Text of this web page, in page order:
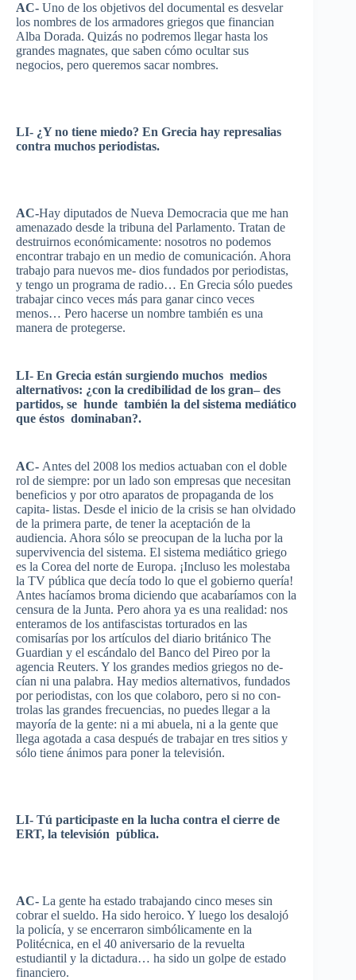
AC- Uno de los objetivos del documental es desvelar
los nombres de los armadores griegos que financian
Alba Dorada. Quizás no podremos llegar hasta los
grandes magnates, que saben cómo ocultar sus
negocios, pero queremos sacar nombres.
LI- ¿Y no tiene miedo? En Grecia hay represalias
contra muchos periodistas.
AC-Hay diputados de Nueva Democracia que me han
amenazado desde la tribuna del Parlamento. Tratan de
destruirnos económicamente: nosotros no podemos
encontrar trabajo en un medio de comunicación. Ahora
trabajo para nuevos me- dios fundados por periodistas,
y tengo un programa de radio… En Grecia sólo puedes
trabajar cinco veces más para ganar cinco veces
menos… Pero hacerse un nombre también es una
manera de protegerse.
LI- En Grecia están surgiendo muchos medios
alternativos: ¿con la credibilidad de los gran– des
partidos, se hunde también la del sistema mediático
que éstos dominaban?.
AC- Antes del 2008 los medios actuaban con el doble
rol de siempre: porun lado son empresas que necesitan
beneficios y por otro aparatos de propaganda de los
capita- listas. Desde el inicio de la crisis se han olvidado
de la primera parte, de tenerla aceptación de la
audiencia. Ahora sólo se preocupan de la lucha porla
supervivencia del sistema. El sistema mediático griego
es la Corea del norte de Europa. ¡Incluso les molestaba
la TV pública que decía todo lo que el gobierno quería!
Antes hacíamos broma diciendo que acabaríamos con la
censura de la Junta. Pero ahora ya es una realidad: nos
enteramos de los antifascistas torturados en las
comisarías porlos artículos del diario británico The
Guardian y el escándalo del Banco del Pireo porla
agencia Reuters. Y los grandes medios griegos no de-
cían ni una palabra. Hay medios alternativos, fundados
por periodistas, con los que colaboro, pero si no con-
trolas las grandes frecuencias, no puedes llegara la
mayoría de la gente: ni a mi abuela, ni a la gente que
llega agotada a casa después de trabajaren tres sitios y
sólo tiene ánimos para ponerla televisión.
LI- Tú participaste en la lucha contra el cierre de
ERT, la televisión pública.
AC- La gente ha estado trabajando cinco meses sin
cobrarel sueldo. Ha sido heroico. Y luego los desalojó
la policía, y se encerraron simbólicamente en la
Politécnica, en el 40 aniversario de la revuelta
estudiantil y la dictadura… ha sido un golpe de estado
financiero.